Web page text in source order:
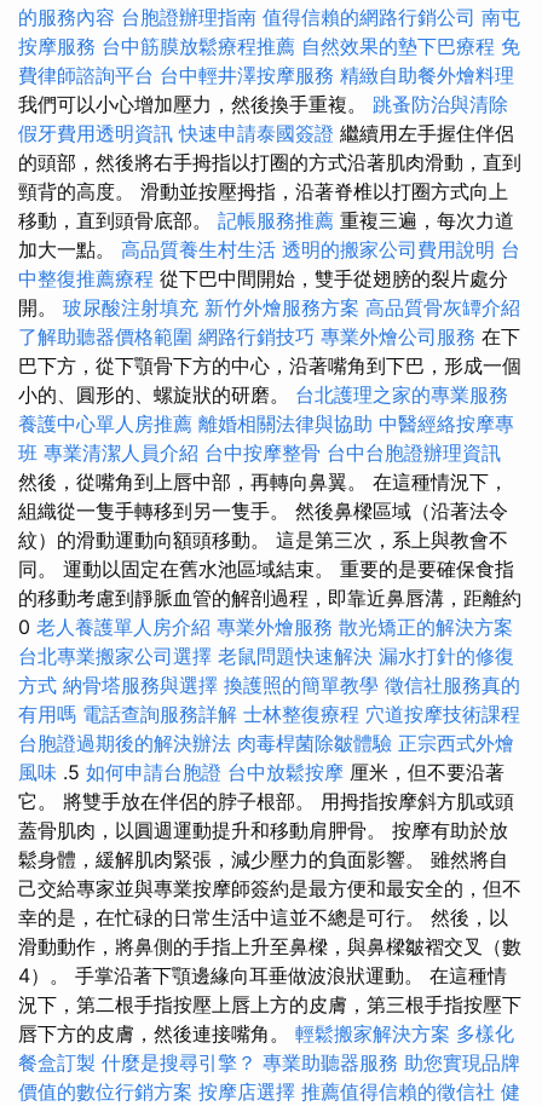
的服務內容 台胞證辦理指南 值得信賴的網路行銷公司 南屯
按摩服務 台中筋膜放鬆療程推薦 自然效果的墊下巴療程 免
費律師諮詢平台 台中輕井澤按摩服務 精緻自助餐外燴料理
我們可以小心增加壓力，然後換手重複。 跳蚤防治與清除
假牙費用透明資訊 快速申請泰國簽證 繼續用左手握住伴侶
的頭部，然後將右手拇指以打圈的方式沿著肌肉滑動，直到
頸背的高度。 滑動並按壓拇指，沿著脊椎以打圈方式向上
移動，直到頭骨底部。 記帳服務推薦 重複三遍，每次力道
加大一點。 高品質養生村生活 透明的搬家公司費用說明 台
中整復推薦療程 從下巴中間開始，雙手從翅膀的裂片處分
開。 玻尿酸注射填充 新竹外燴服務方案 高品質骨灰罈介紹
了解助聽器價格範圍 網路行銷技巧 專業外燴公司服務 在下
巴下方，從下顎骨下方的中心，沿著嘴角到下巴，形成一個
小的、圓形的、螺旋狀的研磨。 台北護理之家的專業服務
養護中心單人房推薦 離婚相關法律與協助 中醫經絡按摩專
班 專業清潔人員介紹 台中按摩整骨 台中台胞證辦理資訊
然後，從嘴角到上唇中部，再轉向鼻翼。 在這種情況下，
組織從一隻手轉移到另一隻手。 然後鼻樑區域（沿著法令
紋）的滑動運動向額頭移動。 這是第三次，系上與教會不
同。 運動以固定在舊水池區域結束。 重要的是要確保食指
的移動考慮到靜脈血管的解剖過程，即靠近鼻唇溝，距離約
0 老人養護單人房介紹 專業外燴服務 散光矯正的解決方案
台北專業搬家公司選擇 老鼠問題快速解決 漏水打針的修復
方式 納骨塔服務與選擇 換護照的簡單教學 徵信社服務真的
有用嗎 電話查詢服務詳解 士林整復療程 穴道按摩技術課程
台胞證過期後的解決辦法 肉毒桿菌除皺體驗 正宗西式外燴
風味 .5 如何申請台胞證 台中放鬆按摩 厘米，但不要沿著
它。 將雙手放在伴侶的脖子根部。 用拇指按摩斜方肌或頭
蓋骨肌肉，以圓週運動提升和移動肩胛骨。 按摩有助於放
鬆身體，緩解肌肉緊張，減少壓力的負面影響。 雖然將自
己交給專家並與專業按摩師簽約是最方便和最安全的，但不
幸的是，在忙碌的日常生活中這並不總是可行。 然後，以
滑動動作，將鼻側的手指上升至鼻樑，與鼻樑皺褶交叉（數
4）。 手掌沿著下顎邊緣向耳垂做波浪狀運動。 在這種情
況下，第二根手指按壓上唇上方的皮膚，第三根手指按壓下
唇下方的皮膚，然後連接嘴角。 輕鬆搬家解決方案 多樣化
餐盒訂製 什麼是搜尋引擎？ 專業助聽器服務 助您實現品牌
價值的數位行銷方案 按摩店選擇 推薦值得信賴的徵信社 健